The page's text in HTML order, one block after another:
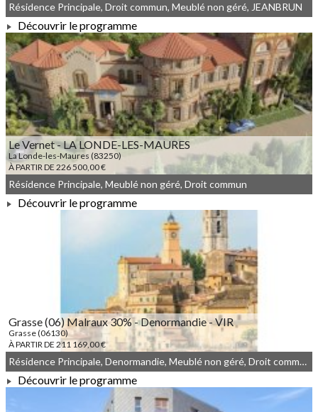
À PARTIR DE 1 580 000,00 €
Résidence Principale, Droit commun, Meublé non géré, JEANBRUN
Découvrir le programme
Le Vernet - LA LONDE-LES-MAURES
La Londe-les-Maures (83250)
À PARTIR DE 226 500,00 €
À PARTIR DE 226 500,00 €
Résidence Principale, Meublé non géré, Droit commun
Découvrir le programme
Grasse (06) Malraux 30% - Denormandie - VIR
Grasse (06130)
À PARTIR DE 211 169,00 €
Résidence Principale, Denormandie, Meublé non géré, Droit commun, Malraux
Découvrir le programme